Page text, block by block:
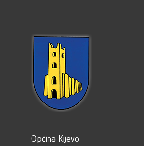
Općina Kijevo